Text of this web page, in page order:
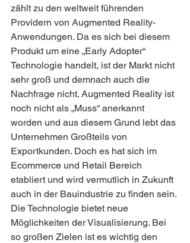
zählt zu den weltweit führenden
Providern von Augmented Reality-
Anwendungen. Da es sich bei diesem
Produkt um eine „Early Adopter“
Technologie handelt, ist der Markt nicht
sehr groß und demnach auch die
Nachfrage nicht. Augmented Reality ist
noch nicht als „Muss“ anerkannt
worden und aus diesem Grund lebt das
Unternehmen Großteils von
Exportkunden. Doch es hat sich im
Ecommerce und Retail Bereich
etabliert und wird vermutlich in Zukunft
auch in der Bauindustrie zu finden sein.
Die Technologie bietet neue
Möglichkeiten der Visualisierung. Bei
so großen Zielen ist es wichtig den